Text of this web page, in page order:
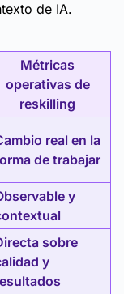
de IA.
Métricas
operativas de
reskilling
real en la
de trabajar
y
sobre
y